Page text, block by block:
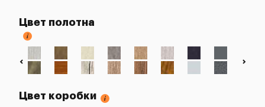
Цвет полотна
Цвет коробки